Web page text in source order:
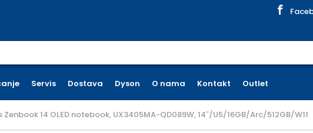
Servis Dostava Dyson O nama Kontakt Outlet
Zenbook 14 OLED notebook, UX3405MA-QD089W, 14″/U5/16GB/Arc/512GB/W11